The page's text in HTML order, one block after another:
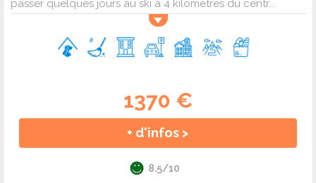
passer quelques jours au ski à 4 kilomètres du centr...
1370 €
+ d'infos >
8.5/10